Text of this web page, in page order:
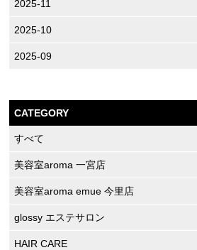
2025-11
2025-10
2025-09
CATEGORY
すべて
美容室aroma 一宮店
美容室aroma emue 今里店
glossy エステサロン
HAIR CARE